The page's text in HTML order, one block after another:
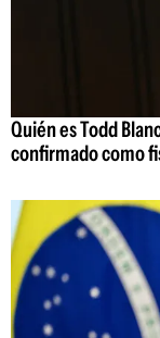
Quién es Todd
confirmado como